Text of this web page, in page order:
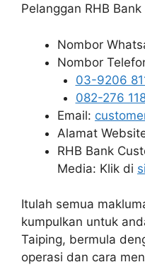
Pelanggan RHB
Nombor
Nombor
03-9206
082-276
Email:
Alamat
RHB Bank
Media: Klik di
Itulah semua
kumpulkan untuk
Taiping, bermula
operasi dan cara